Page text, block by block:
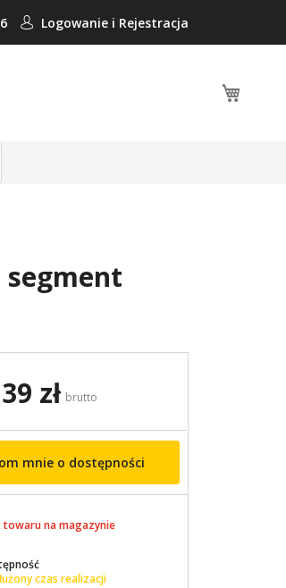
Logowanie i Rejestracja
zł brutto
mnie o dostępności
towaru na magazynie
czas realizacji